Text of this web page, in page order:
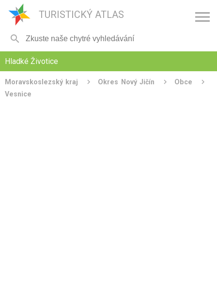
TURISTICKÝ ATLAS 

Hladké Životice
Moravskoslezský kraj Okres Nový Jičín
Obce
Vesnice